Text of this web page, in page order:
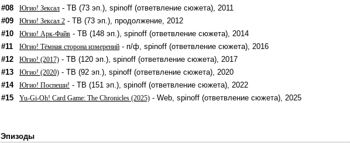
#08
Югио! Зексал - ТВ (73 эп.), spinoff (ответвление сюжета), 2011
#09
Югио! Зексал 2 - ТВ (73 эп.), продолжение, 2012
#10
Югио! Арк-Файв - ТВ (148 эп.), spinoff (ответвление сюжета), 2014
#11
Югио! Тёмная сторона измерений - п/ф, spinoff (ответвление сюжета), 2016
#12
Югио! (2017) - ТВ (120 эп.), spinoff (ответвление сюжета), 2017
#13
Югио! (2020) - ТВ (92 эп.), spinoff (ответвление сюжета), 2020
#14
Югио! Поспеши! - ТВ (151 эп.), spinoff (ответвление сюжета), 2022
#15
Yu-Gi-Oh! Card Game: The Chronicles (2025) - Web, spinoff (ответвление сюжета), 2025
Эпизоды